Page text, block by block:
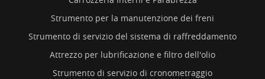
Strumento per la manutenzione dei freni
Strumento di servizio del sistema di raffreddamento
Attrezzo per lubrificazione e filtro dell'olio
Strumento di servizio di cronometraggio